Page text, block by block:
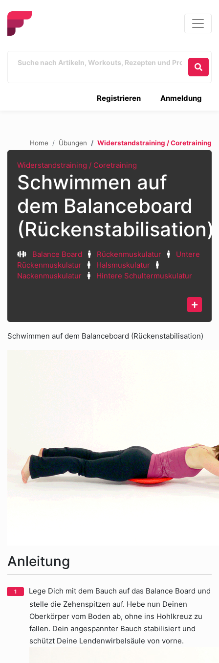
Anmeldung
Registrieren
Home Übungen Widerstandstraining / Coretraining
Widerstandstraining / Coretraining
Schwimmen auf
dem Balanceboard
(Rückenstabilisation)
Balance Board Rückenmuskulatur
Untere
Rückenmuskulatur
Halsmuskulatur
Nackenmuskulatur
Hintere Schultermuskulatur
Schwimmen auf dem Balanceboard (Rückenstabilisation)
Anleitung
Lege Dich mit dem Bauch auf das Balance Board und
stelle die Zehenspitzen auf. Hebe nun Deinen
Oberkörper vom Boden ab, ohne ins Hohlkreuz zu
fallen. Dein angespannter Bauch stabilisiert und
schützt Deine Lendenwirbelsäule von vorne.